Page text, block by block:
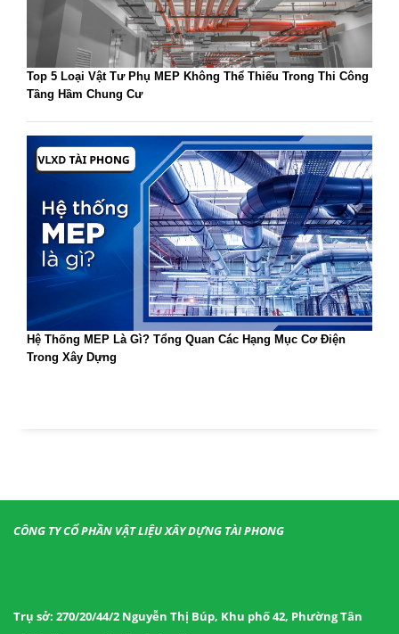
Top 5 Loại Vật Tư Phụ MEP Không Thể Thiếu Trong Thi Công
Tầng Hầm Chung Cư
Hệ Thống MEP Là Gì? Tổng Quan Các Hạng Mục Cơ Điện
Trong Xây Dựng
CÔNG TY CỔ PHẦN VẬT LIỆU XÂY DỰNG TÀI PHONG
Trụ sở: 270/20/44/2 Nguyễn Thị Búp, Khu phố 42, Phường Tân